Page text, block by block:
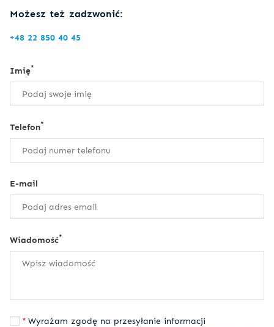
Możesz też zadzwonić:
+48 22 850 40 45
Imię*
Telefon*
E-mail
Wiadomość*
Wyrażam zgodę na przesyłanie informacji